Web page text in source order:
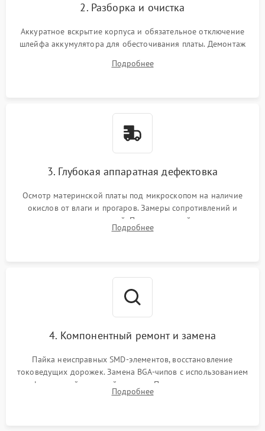
2. Разборка и очистка
Аккуратное вскрытие корпуса и обязательное отключение
шлейфа аккумулятора для обесточивания платы. Демонтаж
высохшей термопасты с кристаллов чипов.
Подробнее
3. Глубокая аппаратная дефектовка
Осмотр материнской платы под микроскопом на наличие
окислов от влаги и прогаров. Замеры сопротивлений и
дежурных напряжений. Проверка цепей питания,
мультиконтроллера, процессора и видеочипа.
Подробнее
4. Компонентный ремонт и замена
Пайка неисправных SMD-элементов, восстановление
токоведущих дорожек. Замена BGA-чипов с использованием
инфракрасной паяльной станции. Прошивка микросхемы
BIOS или замена поврежденных портов USB
Подробнее